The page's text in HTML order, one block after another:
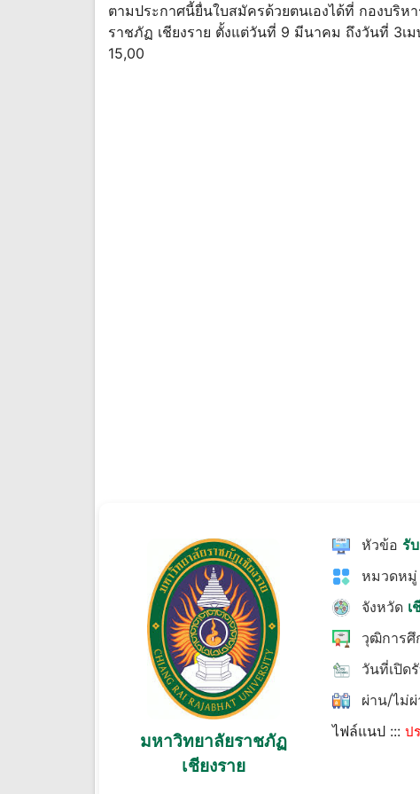
ตามประกาศนี้ยื่นใบสมัครด้วยตนเองได้ที่ กองบริ
ราชภัฏ เชียงราย ตั้งแต่วันที่ 9 มีนาคม ถึงวันที่ 3เ
15,00
มหาวิทยาลัยราชภัฏ
เชียงราย
หัวข้อ รั
หมวดหมู่
จังหวัด เ
วุฒิการศึ
วันที่เปิด
ผ่าน/ไม่
ไฟล์แนป ::: ป